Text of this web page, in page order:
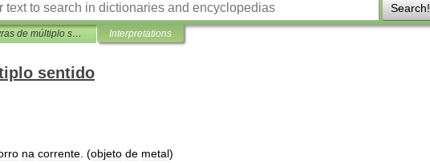
Search!
Palavras de múltiplo sentido Interpretations
sentido
na corrente . (objeto de metal)